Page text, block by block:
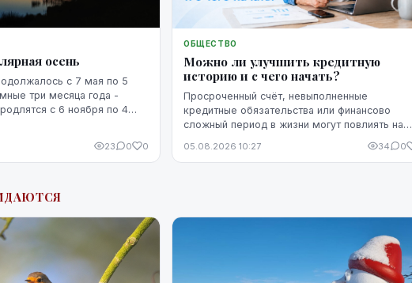
осень
с 7 мая по 5
три месяца года -
с 6 ноября по 4
23 0 0
ОБЩЕСТВО
Можно ли улучшить кредитную
историю и с чего начать?
Просроченный счёт, невыполненные
кредитные обязательства или финансово
сложный период в жизни могут повлиять на
негативная запись не означает, что ситуацию
05.08.2026 10:27 34 0